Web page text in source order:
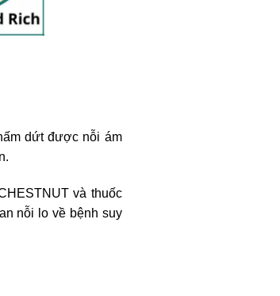
dứt được nỗi ám
và thuốc
nỗi lo về bệnh suy